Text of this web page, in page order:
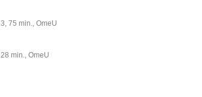
75 min., OmeU
min., OmeU